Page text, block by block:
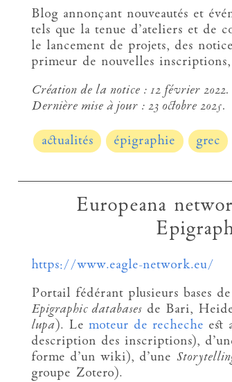
Blog annonçant nouveautés et
tels que la tenue d’ateliers et de
le lancement de projets, des
primeur de nouvelles
Création de la notice : 12 février 2022.
Dernière mise à jour : 23 octobre 2025.
actualités épigraphie grec
Europeana
https://www.eagle-network.eu/
Portail fédérant plusieurs bases
Epigraphic databasesde Bari,
lupa). Le moteur de recheche est
description des inscriptions),
forme d’un wiki), d’une
groupe Zotero).